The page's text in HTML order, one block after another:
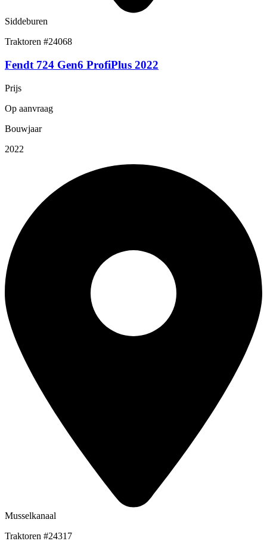
Siddeburen
Traktoren #24068
Fendt 724 Gen6 ProfiPlus 2022
Prijs
Op aanvraag
Bouwjaar
2022
Musselkanaal
Traktoren #24317